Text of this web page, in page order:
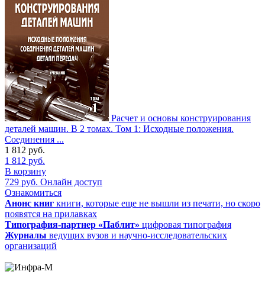
Расчет и основы конструирования
деталей машин. В 2 томах. Том 1: Исходные положения.
Соединения ...
1 812 руб.
1 812 руб.
В корзину
729 руб. Онлайн доступ
Ознакомиться
Анонс книг книги, которые еще не вышли из печати, но скоро
появятся на прилавках
Типография-партнер «Паблит» цифровая типография
Журналы ведущих вузов и научно-исследовательских
организаций